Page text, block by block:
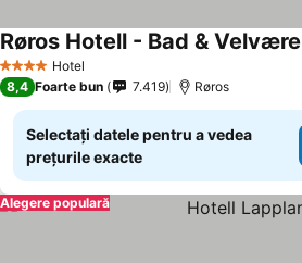
4 Stele Hotel
Røros Hotell - Bad & Velvære
8,4 Foarte bun 7.419 Røros
Selectați datele pentru a vedea
prețurile exacte
Alegere populară